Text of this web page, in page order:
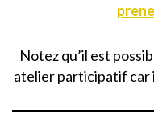
Notez qu’il est
atelier participatif car